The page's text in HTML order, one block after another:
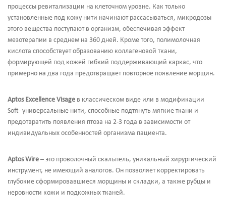
процессы ревитализации на клеточном уровне. Как только
установленные под кожу нити начинают рассасываться, микродозы
этого вещества поступают в организм, обеспечивая эффект
мезотерапии в среднем на 360 дней. Кроме того, полимолочная
кислота способствует образованию коллагеновой ткани,
формирующей под кожей гибкий поддерживающий каркас, что
примерно на два года предотвращает повторное появление морщин.
Aptos Excellence Visage в классическом виде или в модификации
Soft- универсальные нити, способные подтянуть мягкие ткани и
предотвратить появления птоза на 2-3 года в зависимости от
индивидуальных особенностей организма пациента.
Aptos Wire – это проволочный скальпель, уникальный хирургический
инструмент, не имеющий аналогов. Он позволяет корректировать
глубокие сформировавшиеся морщины и складки, а также рубцы и
неровности кожи и подкожных тканей.